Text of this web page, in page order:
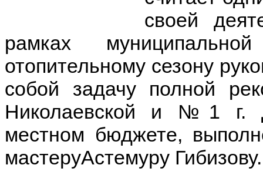
своей
рамках
отопительному сезону
собой задачу полной
Николаевской и №1 г.
местном бюджете,
мастеруАстемуру Гибизову.